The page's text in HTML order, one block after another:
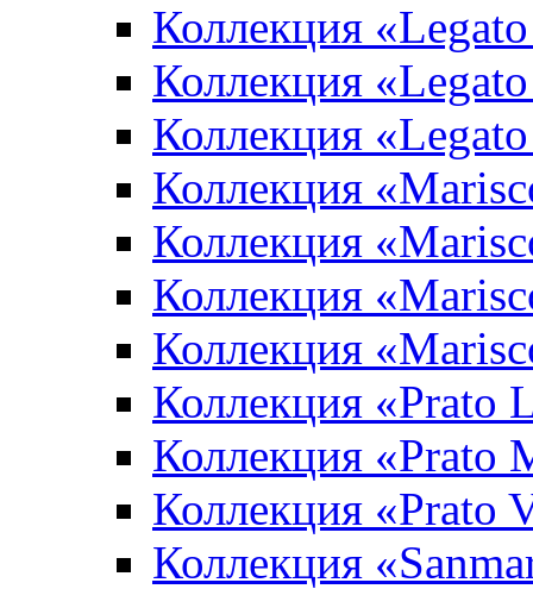
Коллекция
Коллекция
Коллекция
Коллекция
Коллекция
Коллекция
Коллекция
Коллекция «Prato
Коллекция «Prato
Коллекция «Prato
Коллекция